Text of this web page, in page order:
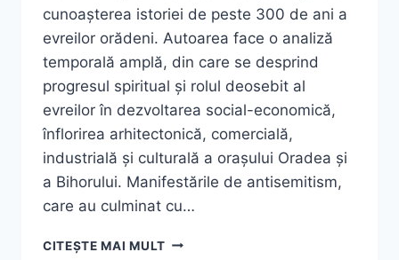
cunoașterea istoriei de peste 300 de ani a
evreilor orădeni. Autoarea face o analiză
temporală amplă, din care se desprind
progresul spiritual și rolul deosebit al
evreilor în dezvoltarea social-economică,
înflorirea arhitectonică, comercială,
industrială și culturală a orașului Oradea și
a Bihorului. Manifestările de antisemitism,
care au culminat cu…
CITEȘTE MAI MULTTÉREZA